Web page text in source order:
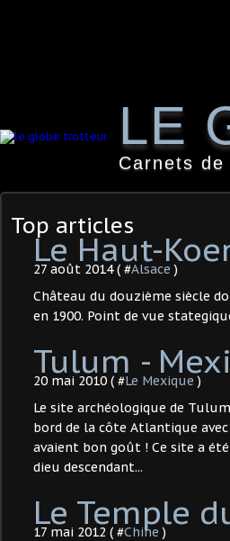
LE
Carnets de
Top articles
Le Haut-
27 août 2014 ( #Alsace )
Château du douzième siècle
en 1900. Point de vue
Tulum -
20 mai 2010 ( #Le Mexique )
Le site archéologique de
bord de la côte Atlantique
avaient bon goût ! Ce site a
dieu descendant...
Le Temple
17 mai 2012 ( #Chine )